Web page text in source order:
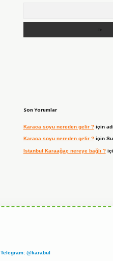
Son Yorumlar
Karaca soyu nereden gelir ?için
Karaca soyu nereden gelir ?için Su
Istanbul Karaağaç nereye bağlı ?
Telegram: @karabul